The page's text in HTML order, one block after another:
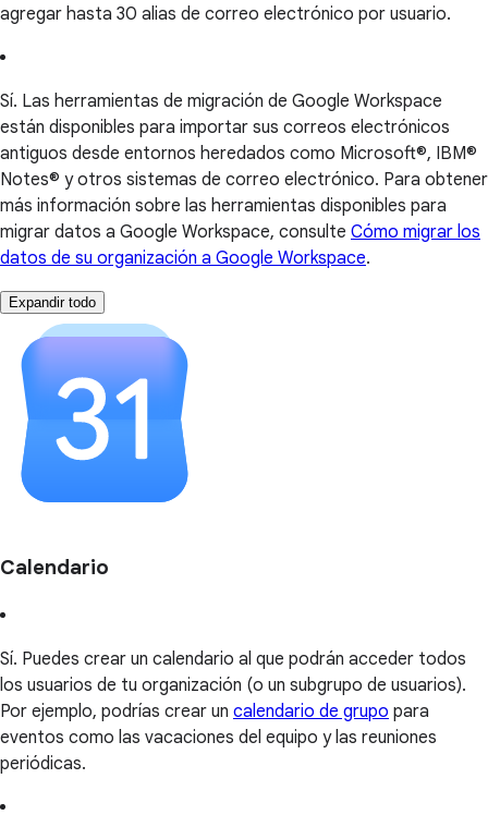
agregar hasta 30 alias de correo electrónico por usuario.
Sí. Las herramientas de migración de Google Workspace
están disponibles para importar sus correos electrónicos
antiguos desde entornos heredados como Microsoft®, IBM®
Notes® y otros sistemas de correo electrónico. Para obtener
más información sobre las herramientas disponibles para
migrar datos a Google Workspace, consulte Cómo migrar los
datos de su organización a Google Workspace.
Expandir todo
Calendario
Sí. Puedes crear un calendario al que podrán acceder todos
los usuarios de tu organización (o un subgrupo de usuarios).
Por ejemplo, podrías crear un calendario de grupo para
eventos como las vacaciones del equipo y las reuniones
periódicas.